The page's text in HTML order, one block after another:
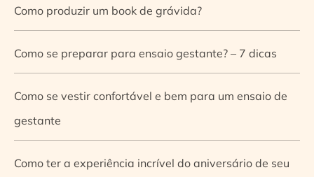
Como produzir um book de grávida?
Como se preparar para ensaio gestante? – 7 dicas
Como se vestir confortável e bem para um ensaio de
gestante
Como ter a experiência incrível do aniversário de seu